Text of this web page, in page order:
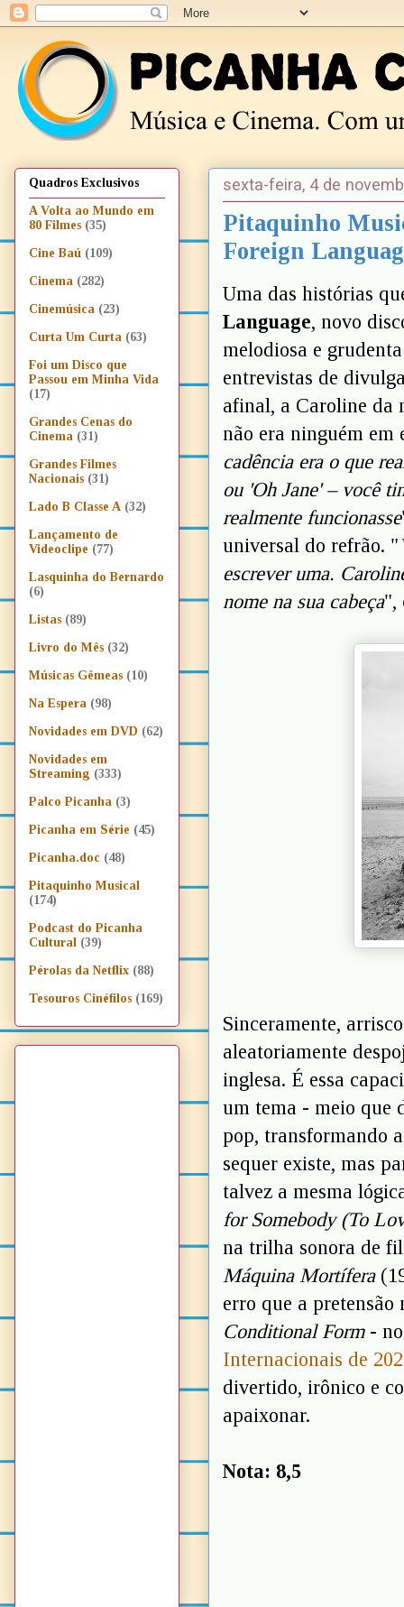
sexta-feira, 4 de
Pitaquinho
Foreign
Uma das histórias
Language, novo
melodiosa e
entrevistas de
afinal, a Caroline da
não era ninguém em
cadência era o que
ou 'Oh Jane' – você
realmente funcionasse
universal do refrão. "
escrever uma.
nome na sua cabeça",
Sinceramente,
aleatoriamente
inglesa. É essa
um tema - meio que
pop, transformando
sequer existe, mas
talvez a mesma
for Somebody (To
na trilha sonora de
Máquina Mortífera
erro que a
Conditional Form-
Internacionais de
divertido, irônico e
apaixonar.
Nota: 8,5
Quadros Exclusivos
A Volta ao Mundo em
80 Filmes (35)
Cine Baú (109)
Cinema (282)
Cinemúsica (23)
Curta Um Curta (63)
Foi um Disco que
Passou em Minha Vida
(17)
Grandes Cenas do
Cinema (31)
Grandes Filmes
Nacionais (31)
Lado B Classe A (32)
Lançamento de
Videoclipe (77)
Lasquinha do Bernardo
(6)
Listas (89)
Livro do Mês (32)
Músicas Gêmeas (10)
Na Espera (98)
Novidades em DVD (62)
Novidades em
Streaming (333)
Palco Picanha (3)
Picanha em Série (45)
Picanha.doc (48)
Pitaquinho Musical
(174)
Podcast do Picanha
Cultural (39)
Pérolas da Netflix (88)
Tesouros Cinéfilos (169)